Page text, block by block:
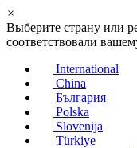
×
Выберите страну или
соответствовали
International
China
България
Polska
Slovenija
Türkiye